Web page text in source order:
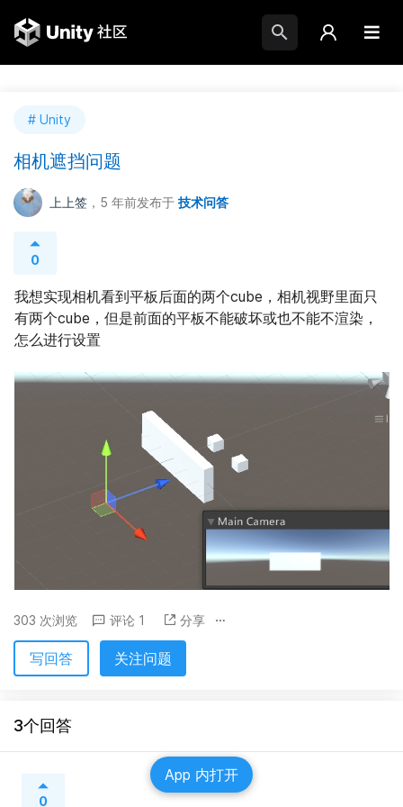
# Unity
相机遮挡问题
上上签 ，5 年前发布于 技术问答
0
我想实现相机看到平板后面的两个cube，相机视野里面只
有两个cube，但是前面的平板不能破坏或也不能不渲染，
怎么进行设置
303 次浏览 评论 1 分享
写回答 关注问题
3个回答
0
App 内打开